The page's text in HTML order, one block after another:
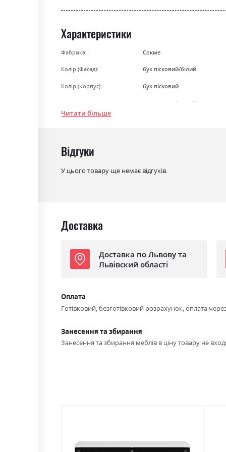
Характеристики
Фабрика: Сокме
Колір (Фасад): бук пісковий/білий
Колір (Корпус): бук пісковий
бук пісковий/білий
Читати більше
Відгуки
У цього товару ще немає відгуків.
Доставка
Доставка по Львову та
Львівский області
Оплата
Готівковий, безготівковий розрахунок, оплата
Занесення та збирання
Занесення та збирання меблів в ціну товару не